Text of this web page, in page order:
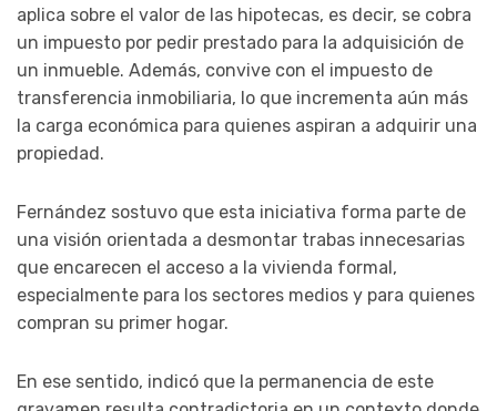
aplica sobre el valor de las hipotecas, es decir, se cobra
un impuesto por pedir prestado para la adquisición de
un inmueble. Además, convive con el impuesto de
transferencia inmobiliaria, lo que incrementa aún más
la carga económica para quienes aspiran a adquirir una
propiedad.
Fernández sostuvo que esta iniciativa forma parte de
una visión orientada a desmontar trabas innecesarias
que encarecen el acceso a la vivienda formal,
especialmente para los sectores medios y para quienes
compran su primer hogar.
En ese sentido, indicó que la permanencia de este